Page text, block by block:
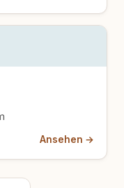
Ansehen →